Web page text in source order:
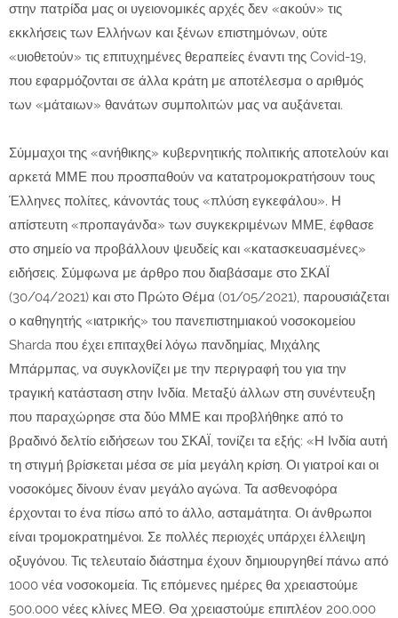
στην πατρίδα μας οι υγειονομικές αρχές δεν «ακούν» τις
εκκλήσεις των Ελλήνων και ξένων επιστημόνων, ούτε
«υιοθετούν» τις επιτυχημένες θεραπείες έναντι της Covid-19,
που εφαρμόζονται σε άλλα κράτη με αποτέλεσμα ο αριθμός
των «μάταιων» θανάτων συμπολιτών μας να αυξάνεται.
Σύμμαχοι της «ανήθικης» κυβερνητικής πολιτικής αποτελούν και
αρκετά ΜΜΕ που προσπαθούν να κατατρομοκρατήσουν τους
Έλληνες πολίτες, κάνοντάς τους «πλύση εγκεφάλου». Η
απίστευτη «προπαγάνδα» των συγκεκριμένων ΜΜΕ, έφθασε
στο σημείο να προβάλλουν ψευδείς και «κατασκευασμένες»
ειδήσεις. Σύμφωνα με άρθρο που διαβάσαμε στο ΣΚΑΪ
(30/04/2021) και στο Πρώτο Θέμα (01/05/2021), παρουσιάζεται
ο καθηγητής «ιατρικής» του πανεπιστημιακού νοσοκομείου
Sharda που έχει επιταχθεί λόγω πανδημίας, Μιχάλης
Μπάρμπας, να συγκλονίζει με την περιγραφή του για την
τραγική κατάσταση στην Ινδία. Μεταξύ άλλων στη συνέντευξη
που παραχώρησε στα δύο ΜΜΕ και προβλήθηκε από το
βραδινό δελτίο ειδήσεων του ΣΚΑΪ, τονίζει τα εξής: «Η Ινδία αυτή
τη στιγμή βρίσκεται μέσα σε μία μεγάλη κρίση. Οι γιατροί και οι
νοσοκόμες δίνουν έναν μεγάλο αγώνα. Τα ασθενοφόρα
έρχονται το ένα πίσω από το άλλο, ασταμάτητα. Οι άνθρωποι
είναι τρομοκρατημένοι. Σε πολλές περιοχές υπάρχει έλλειψη
οξυγόνου. Τις τελευταίο διάστημα έχουν δημιουργηθεί πάνω από
1000 νέα νοσοκομεία. Τις επόμενες ημέρες θα χρειαστούμε
500.000 νέες κλίνες ΜΕΘ. Θα χρειαστούμε επιπλέον 200.000